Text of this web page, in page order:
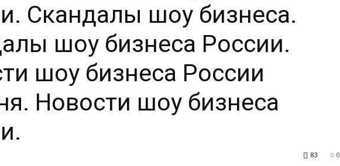
Скандалы шоу бизнеса.
шоу бизнеса России.
шоу бизнеса России
Новости шоу бизнеса
0
83